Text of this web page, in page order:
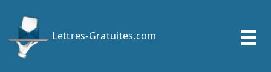
Lettres-Gratuites.com